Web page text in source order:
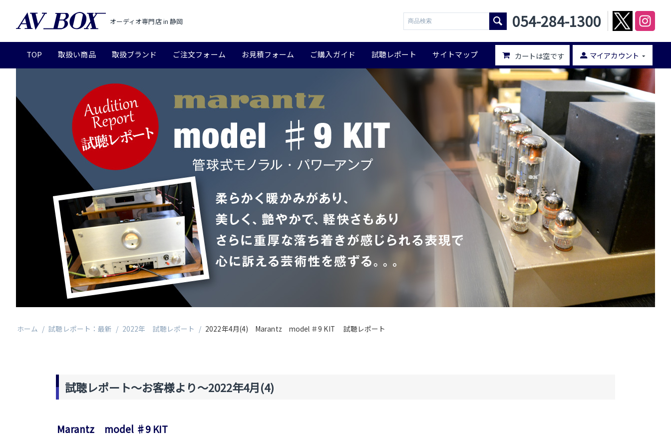
オーディオ専門店 in 静岡 054-284-1300
TOP 取扱い商品 取扱ブランド ご注文フォーム お見積フォーム ご購入ガイド 試聴レポート サイトマップ カートは空です マイアカウント
ホーム / 試聴レポート：最新 / 2022年 試聴レポート / 2022年4月(4) Marantz model ＃9 KIT 試聴レポート
試聴レポート～お客様より～2022年4月(4)
Marantz model ♯9 KIT